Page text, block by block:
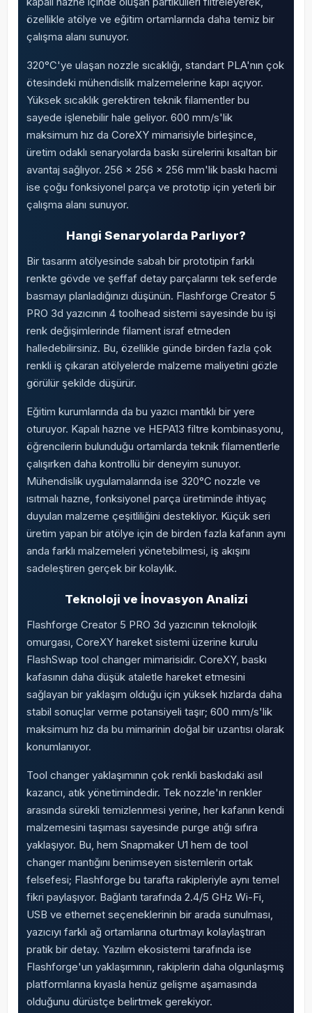
özellikle atölye ve eğitim ortamlarında daha temiz bir
çalışma alanı sunuyor.
320°C'ye ulaşan nozzle sıcaklığı, standart PLA'nın çok
ötesindeki mühendislik malzemelerine kapı açıyor.
Yüksek sıcaklık gerektiren teknik filamentler bu
sayede işlenebilir hale geliyor. 600 mm/s'lik
maksimum hız da CoreXY mimarisiyle birleşince,
üretim odaklı senaryolarda baskı sürelerini kısaltan bir
avantaj sağlıyor. 256 × 256 × 256 mm'lik baskı hacmi
ise çoğu fonksiyonel parça ve prototip için yeterli bir
çalışma alanı sunuyor.
Hangi Senaryolarda Parlıyor?
Bir tasarım atölyesinde sabah bir prototipin farklı
renkte gövde ve şeffaf detay parçalarını tek seferde
basmayı planladığınızı düşünün. Flashforge Creator 5
PRO 3d yazıcının 4 toolhead sistemi sayesinde bu işi
renk değişimlerinde filament israf etmeden
halledebilirsiniz. Bu, özellikle günde birden fazla çok
renkli iş çıkaran atölyelerde malzeme maliyetini gözle
görülür şekilde düşürür.
Eğitim kurumlarında da bu yazıcı mantıklı bir yere
oturuyor. Kapalı hazne ve HEPA13 filtre kombinasyonu,
öğrencilerin bulunduğu ortamlarda teknik filamentlerle
çalışırken daha kontrollü bir deneyim sunuyor.
Mühendislik uygulamalarında ise 320°C nozzle ve
ısıtmalı hazne, fonksiyonel parça üretiminde ihtiyaç
duyulan malzeme çeşitliliğini destekliyor. Küçük seri
üretim yapan bir atölye için de birden fazla kafanın aynı
anda farklı malzemeleri yönetebilmesi, iş akışını
sadeleştiren gerçek bir kolaylık.
Teknoloji ve İnovasyon Analizi
Flashforge Creator 5 PRO 3d yazıcının teknolojik
omurgası, CoreXY hareket sistemi üzerine kurulu
FlashSwap tool changer mimarisidir. CoreXY, baskı
kafasının daha düşük ataletle hareket etmesini
sağlayan bir yaklaşım olduğu için yüksek hızlarda daha
stabil sonuçlar verme potansiyeli taşır; 600 mm/s'lik
maksimum hız da bu mimarinin doğal bir uzantısı olarak
konumlanıyor.
Tool changer yaklaşımının çok renkli baskıdaki asıl
kazancı, atık yönetimindedir. Tek nozzle'ın renkler
arasında sürekli temizlenmesi yerine, her kafanın kendi
malzemesini taşıması sayesinde purge atığı sıfıra
yaklaşıyor. Bu, hem Snapmaker U1 hem de tool
changer mantığını benimseyen sistemlerin ortak
felsefesi; Flashforge bu tarafta rakipleriyle aynı temel
fikri paylaşıyor. Bağlantı tarafında 2.4/5 GHz Wi-Fi,
USB ve ethernet seçeneklerinin bir arada sunulması,
yazıcıyı farklı ağ ortamlarına oturtmayı kolaylaştıran
pratik bir detay. Yazılım ekosistemi tarafında ise
Flashforge'un yaklaşımının, rakiplerin daha olgunlaşmış
platformlarına kıyasla henüz gelişme aşamasında
olduğunu dürüstçe belirtmek gerekiyor.